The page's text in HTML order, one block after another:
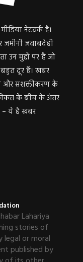
नेटवर्क है।
जमीनी जवाबदेही
उन मुद्दों पर है जो
बहुत दूर हैं। खबर
और सशक्तीकरण के
के बीच के अंतर
– ये है खबर
Lahariya
stories of
legal or moral
published by